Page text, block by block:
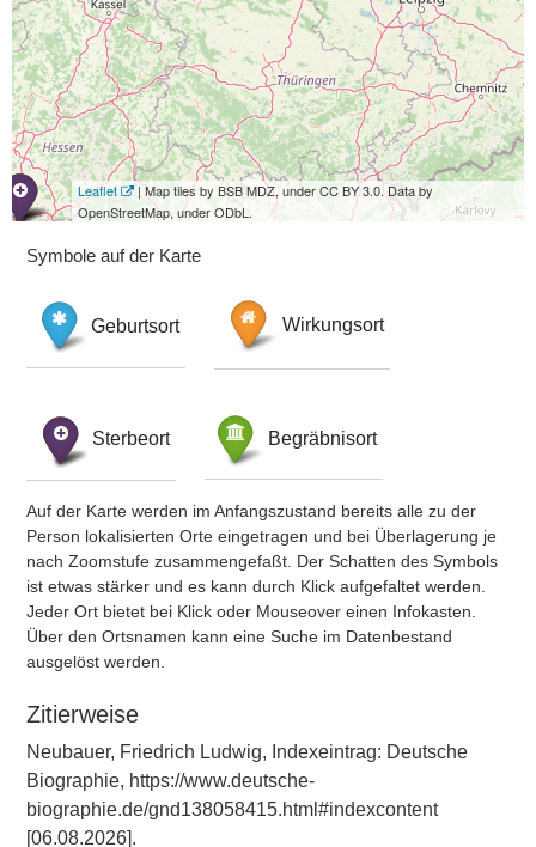
Leaflet
| Map tiles by BSB MDZ, under CC BY 3.0. Data by
OpenStreetMap, under ODbL.
Symbole auf der Karte
Geburtsort Wirkungsort
Sterbeort Begräbnisort
Auf der Karte werden im Anfangszustand bereits alle zu der
Person lokalisierten Orte eingetragen und bei Überlagerung je
nach Zoomstufe zusammengefaßt. Der Schatten des Symbols
ist etwas stärker und es kann durch Klick aufgefaltet werden.
Jeder Ort bietet bei Klick oder Mouseover einen Infokasten.
Über den Ortsnamen kann eine Suche im Datenbestand
ausgelöst werden.
Zitierweise
Neubauer, Friedrich Ludwig, Indexeintrag: Deutsche
Biographie, https://www.deutsche-
biographie.de/gnd138058415.html#indexcontent
[06.08.2026].